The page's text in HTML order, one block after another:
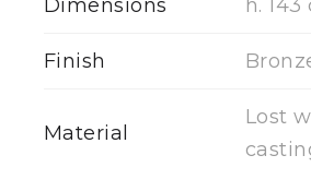
Dimensions h. 143
Finish
Material
Lost